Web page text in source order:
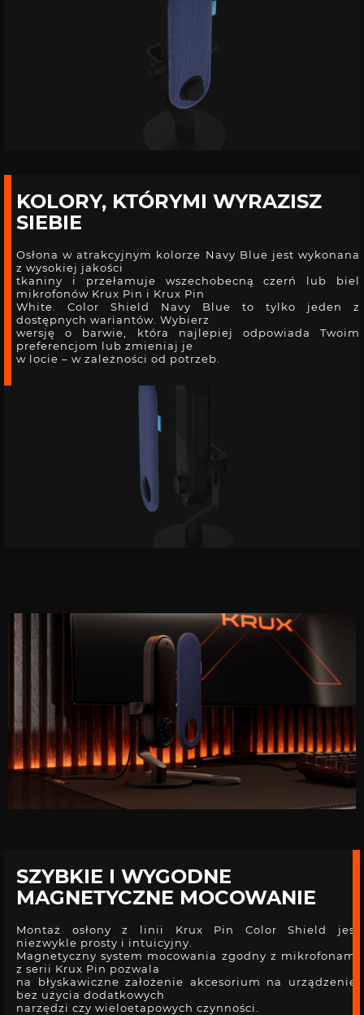
KOLORY, KTÓRYMI WYRAZISZ
SIEBIE
Osłona w atrakcyjnym kolorze Navy Blue jest wykonana
z wysokiej jakości
tkaniny i przełamuje wszechobecną czerń lub biel
mikrofonów Krux Pin i Krux Pin
White. Color Shield Navy Blue to tylko jeden z
dostępnych wariantów. Wybierz
wersję o barwie, która najlepiej odpowiada Twoim
preferencjom lub zmieniaj je
w locie – w zależności od potrzeb.
SZYBKIE I WYGODNE
MAGNETYCZNE MOCOWANIE
Montaż osłony z linii Krux Pin Color Shield jest
niezwykle prosty i intuicyjny.
Magnetyczny system mocowania zgodny z mikrofonami
z serii Krux Pin pozwala
na błyskawiczne założenie akcesorium na urządzenie,
bez użycia dodatkowych
narzędzi czy wieloetapowych czynności.